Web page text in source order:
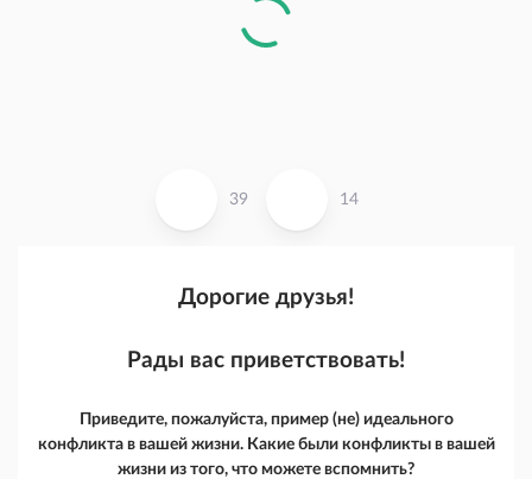
39 14
Дорогие друзья!
Рады вас приветствовать!
Приведите, пожалуйста, пример (не) идеального
конфликта в вашей жизни. Какие были конфликты в вашей
жизни из того, что можете вспомнить?